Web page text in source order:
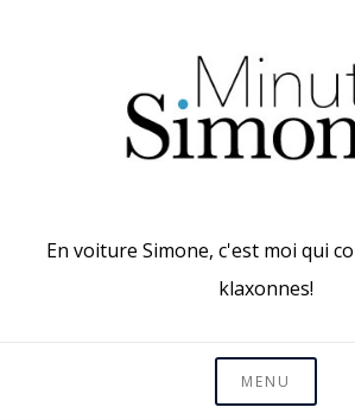
En voiture Simone, c'est moi qui
klaxonnes!
MENU